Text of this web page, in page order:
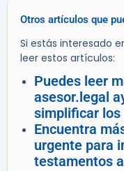
Otros artículos que
Si estás interesado
leer estos artículos:
Puedes leer
asesor.legal
simplificar los
Encuentra
urgente para
testamentos